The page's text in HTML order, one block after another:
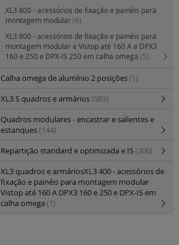
XL3 800 - acessórios de fixação e painéis para
montagem modular(6)
XL3 800 - acessórios de fixação e painéis para
montagem modular e Vistop até 160 A e DPX3
160 e 250 e DPX-IS 250 em calha omega (5)
Calha omega de alumínio 2 posições(1)
XL3 S quadros e armários(583)
Quadros modulares - encastrar e salientes e
estanques(144)
Repartição standard e optimizada e IS(300)
XL3 quadros e armáriosXL3 400 - acessórios de
fixação e painéis para montagem modular
Vistop até 160 A DPX3 160 e 250 e DPX-IS em
calha omega (1)